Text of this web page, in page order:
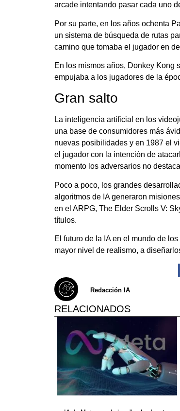
arcade intentando pasar cada uno
Por su parte, en los años ochenta
un sistema de búsqueda de rutas
camino que tomaba el jugador en
En los mismos años, Donkey Kong
empujaba a los jugadores de la
Gran salto
La inteligencia artificial en los
una base de consumidores más
nuevas posibilidades y en 1987 el
el jugador con la intención de
momento los adversarios no
Poco a poco, los grandes
algoritmos de IA generaron
en el ARPG, The Elder Scrolls V:
títulos.
El futuro de la IA en el mundo de
mayor nivel de realismo, a
Redacción IA
RELACIONADOS